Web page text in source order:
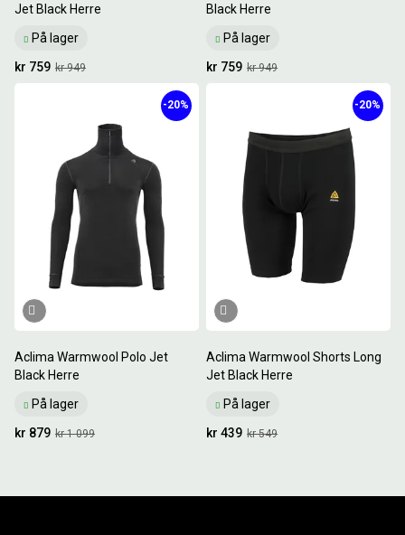
Jet Black Herre
På lager
kr 949
kr 759
Black Herre
På lager
kr 949
kr 759
Aclima Warmwool Polo Jet
Black Herre
På lager
-20%
kr 1 099
kr 879
Aclima Warmwool Shorts Long
Jet Black Herre
På lager
-20%
kr 549
kr 439